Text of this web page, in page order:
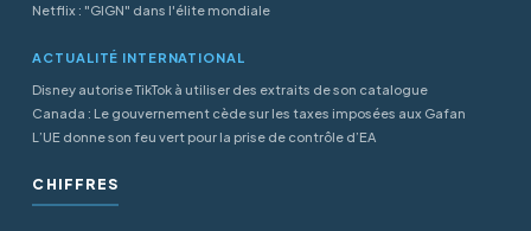
Netflix : "GIGN" dans l'élite mondiale
ACTUALITÉ INTERNATIONAL
Disney autorise TikTok à utiliser des extraits de son catalogue
Canada : Le gouvernement cède sur les taxes imposées aux Gafan
L’UE donne son feu vert pour la prise de contrôle d’EA
CHIFFRES